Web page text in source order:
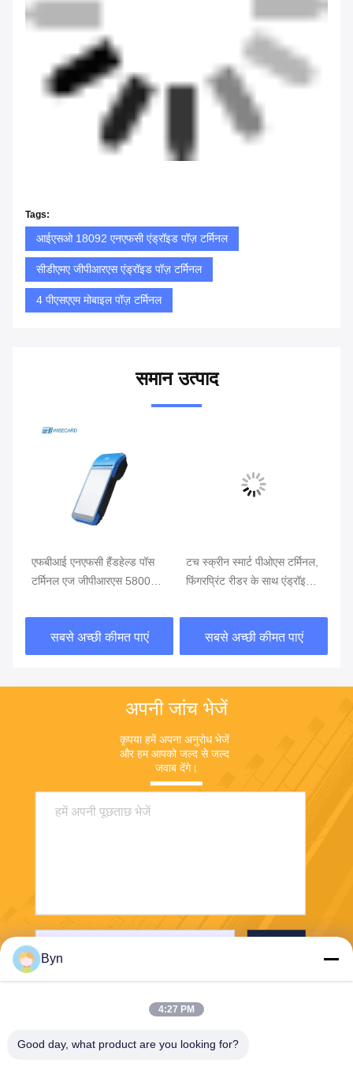
Tags:
आईएसओ 18092 एनएफसी एंड्रॉइड पॉज़ टर्मिनल
सीडीएमए जीपीआरएस एंड्रॉइड पॉज़ टर्मिनल
4 पीएसएएम मोबाइल पॉज़ टर्मिनल
समान उत्पाद
एफबीआई एनएफसी हैंडहेल्ड पॉस
टर्मिनल एज जीपीआरएस 5800
सिस्टम्स
सबसे अच्छी कीमत पाएं
टच स्क्रीन स्मार्ट पीओएस टर्मिनल,
फिंगरप्रिंट रीडर के साथ एंड्रॉइड
सबसे अच्छी कीमत पाएं
अपनी जांच भेजें
कृपया हमें अपना अनुरोध भेजें
और हम आपको जल्द से जल्द
जवाब देंगे।
Byn
4:27 PM
Good day, what product are you looking for?